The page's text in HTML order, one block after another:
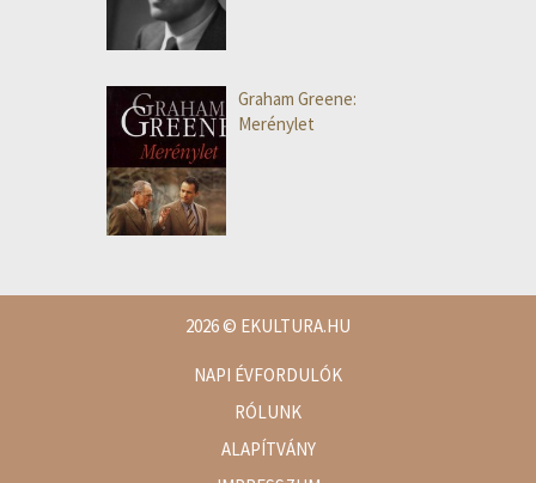
Graham Greene:
Merénylet
2026© EKULTURA.HU
NAPI ÉVFORDULÓK
RÓLUNK
ALAPÍTVÁNY